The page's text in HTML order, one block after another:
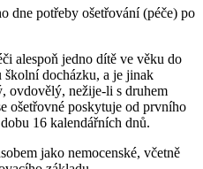
dne potřeby ošetřování (péče) po
alespoň jedno dítě ve věku do
docházku, a je jinak
ovdovělý, nežije-li s druhem
ošetřovné poskytuje od prvního
16 kalendářních dnů.
jako nemocenské, včetně